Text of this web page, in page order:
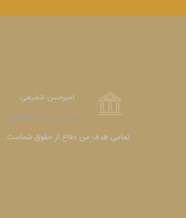
امیرحسن شفیعی
عضو کانون وکلای دادگستری​​​​​​​
​​​​​​​تمامی هدف من دفاع از حقوق شماست...